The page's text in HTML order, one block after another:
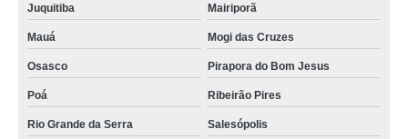
Juquitiba Mairiporã
Mauá Mogi das Cruzes
Osasco Pirapora do Bom Jesus
Poá Ribeirão Pires
Rio Grande da Serra Salesópolis